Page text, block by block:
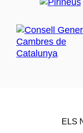
ELS